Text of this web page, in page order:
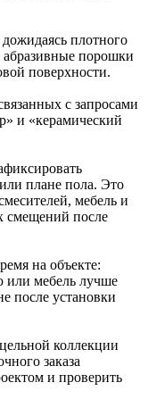
плотного
абразивные порошки
поверхности.
с запросами
и «керамический
плане пола. Это
мебель и
смещений после
на объекте:
или мебель лучше
после установки
коллекции
заказа
и проверить